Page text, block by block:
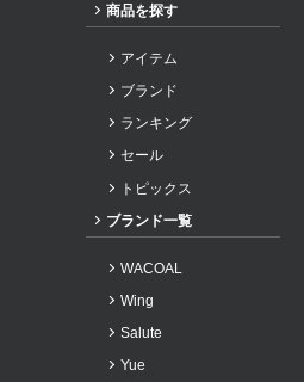
商品を探す
アイテム
ブランド
ランキング
セール
トピックス
ブランド一覧
WACOAL
Wing
Salute
Yue